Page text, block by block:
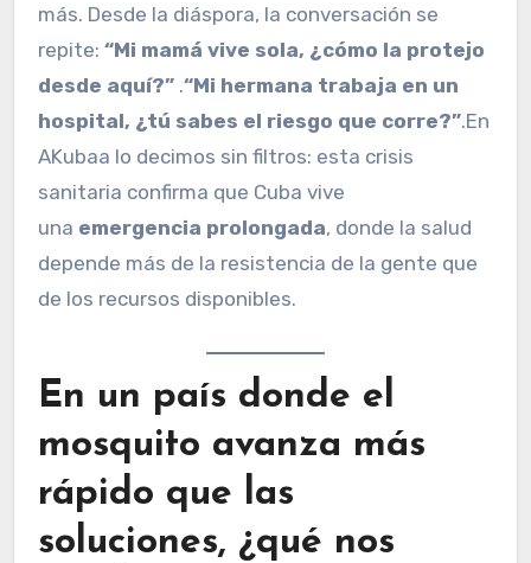
más. Desde la diáspora, la conversación se
repite: “Mi mamá vive sola, ¿cómo la protejo
desde aquí?” .“Mi hermana trabaja en un
hospital, ¿tú sabes el riesgo que corre?”.En
AKubaa lo decimos sin filtros: esta crisis
sanitaria confirma que Cuba vive
una emergencia prolongada, donde la salud
depende más de la resistencia de la gente que
de los recursos disponibles.
En un país donde el
mosquito avanza más
rápido que las
soluciones, ¿qué nos